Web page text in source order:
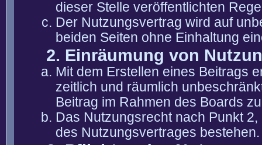
dieser Stelle veröffentlichten
Der Nutzungsvertrag wird auf
beiden Seiten ohne Einhaltung
2. Einräumung von
Mit dem Erstellen eines Beitrags
zeitlich und räumlich
Beitrag im Rahmen des Boards
Das Nutzungsrecht nach Punkt
des Nutzungsvertrages bestehen.